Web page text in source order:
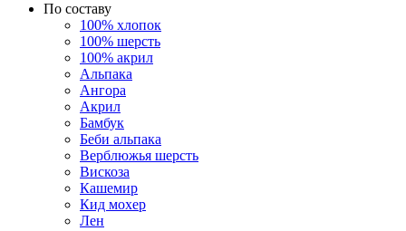
По составу
100% хлопок
100% шерсть
100% акрил
Альпака
Ангора
Акрил
Бамбук
Беби альпака
Верблюжья шерсть
Вискоза
Кашемир
Кид мохер
Лен